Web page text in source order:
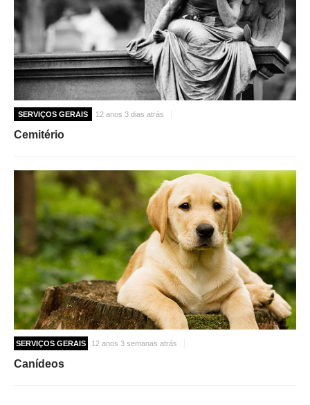
SERVIÇOS GERAIS 12 anos 3 dias atrás
Cemitério
SERVIÇOS GERAIS 12 anos 3 semanas atrás
Canídeos